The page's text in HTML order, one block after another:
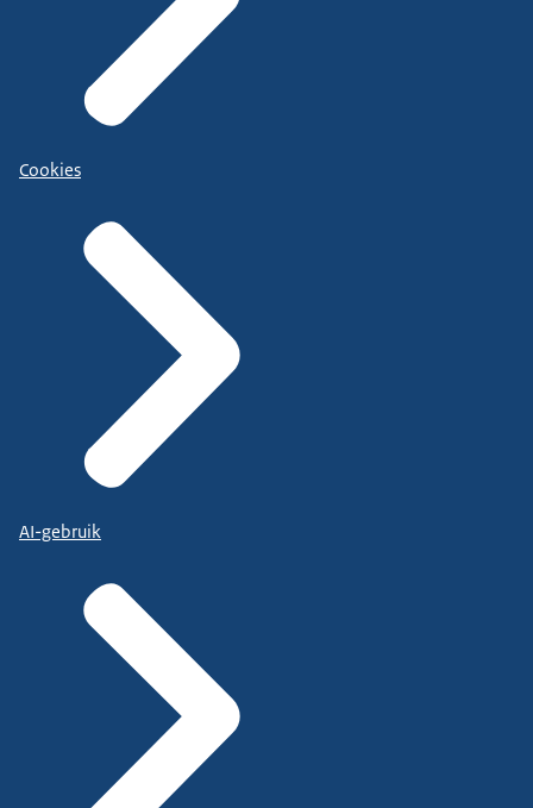
Cookies
AI-gebruik